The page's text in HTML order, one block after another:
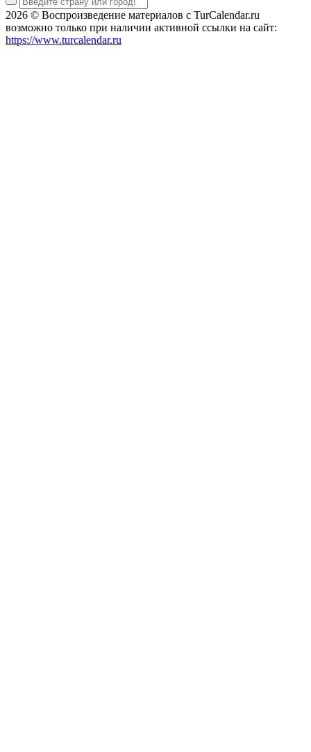
2026 © Воспроизведение материалов c TurCalendar.ru
возможно только при наличии активной ссылки на сайт:
https://www.turcalendar.ru